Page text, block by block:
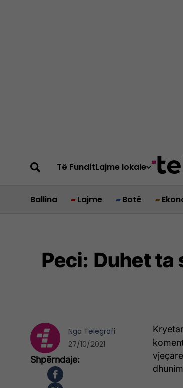
Të FunditLajme lokale
Ballina Lajme Botë
Peci: Duhet ta
Nga Telegrafi
27/10/2021